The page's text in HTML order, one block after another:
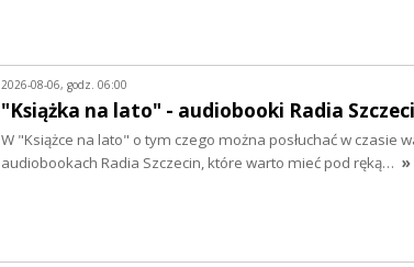
2026-08-06, godz. 06:00
"Książka na lato" - audiobooki Radia
W "Książce na lato" o tym czego można posłuchać w czasie
audiobookach Radia Szczecin, które warto mieć pod ręką… »